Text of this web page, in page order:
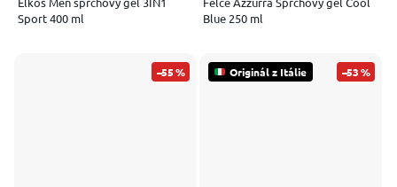
Sport 400 ml
Blue 250 ml
–55 % Originál z Itálie –53 %